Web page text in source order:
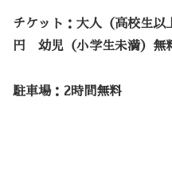
チケット：大人（高校生
円 幼児（小学生未満）無
駐車場：2時間無料